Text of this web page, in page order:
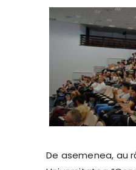
De asemenea, au